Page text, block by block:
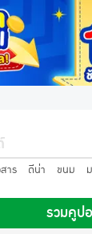
าร ดีน่า ขนม
รวมคูป